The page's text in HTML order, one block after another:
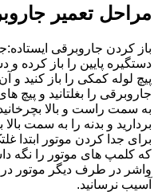
مراحل تعمیر
باز کردن جاروبرقی
دستگیره پایین را باز کرده
پیچ لوله کمکی را باز کنید و
جاروبرقی را بغلتانید و پیچ
به سمت راست و بالا
بردارید و بدنه را به سمت بالا
برای جدا کردن موتور ابتدا
که کلمپ های موتور را نگه
واشر در طرف دیگر موتور در
آسیب نرسانید.